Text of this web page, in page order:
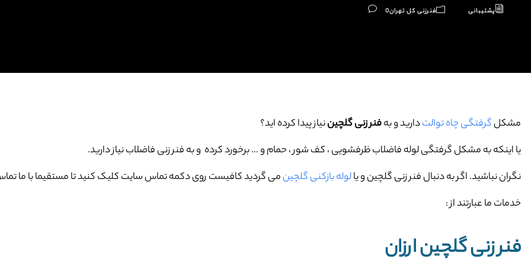
پشتیبانی فنرزنی کل تهران0
مشکلگرفتگی چاه توالتدارید و بهفنر زنی گلچیننیاز پیدا کرده اید؟
یا اینکه به مشکل گرفتگی لوله فاضلاب ظرفشویی ، کف شور ، حمام و … برخورد کرده و به فنر زنی فاضلاب نیاز دارید.
نگران نباشید. اگر به دنبال فنر زنی گلچین و یالوله بازکنی گلچینمی گردید کافیست روی دکمه تماس سایت کلیک کنید تا مستقیما با ما
خدمات ما عبارتند از :
فنر زنی گلچین ارزان